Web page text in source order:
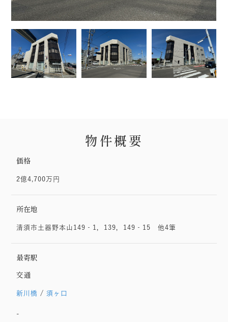
物件概要
価格
2億4,700万円
所在地
清須市土器野本山149‐1，139，149‐15 他4筆
最寄駅
交通
新川橋 /須ヶ口
-